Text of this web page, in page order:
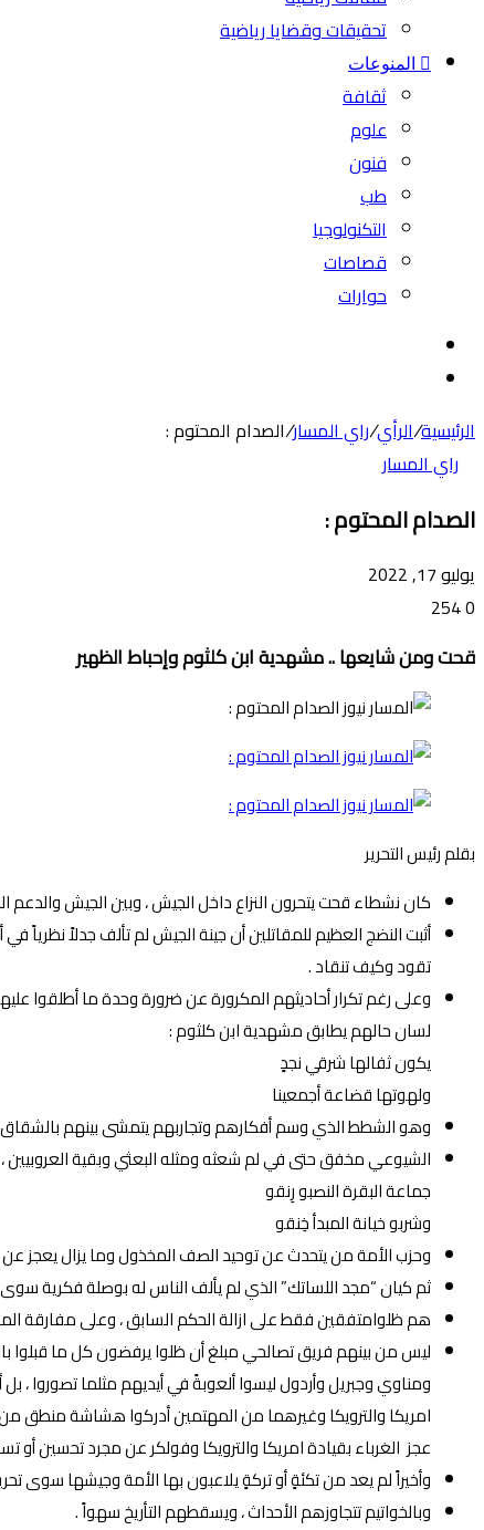
تحقيقات وقضايا رياضية
المنوعات
ثقافة
علوم
فنون
طب
التكنولوجيا
قصاصات
حوارات
المظلم
الرئيسية/الرأي/راي المسار/الصدام المحتوم :
راي المسار
الصدام المحتوم :
يوليو 17, 2022
0
قحت ومن شايعها .. مشهدية ابن كلثوم وإحباط الظهير
بقلم رئيس التحرير
كان نشطاء قحت يتحرون النزاع داخل الجيش ، وبين الجيش والدعم
أثبت النضج العظيم للمقاتلين أن جينة الجيش لم تألف جدلاً
تقود وكيف تنقاد .
وعلى رغم تكرار أحاديثهم المكرورة عن ضرورة وحدة ما أطلقوا
لسان حالهم يطابق مشهدية ابن كلثوم :
يكون ثفالها شرقي نجدٍ
ولهوتها قضاعة أجمعينا
وهو الشطط الذي وسم أفكارهم وتجاربهم يتمشى بينهم
الشيوعي مخفق حتى في لم شعثه ومثله البعثي وبقية العروبيين ، وما تزال مزقهم تتبادل
جماعة البقرة النصبو رِنقو
وشربو خيانة المبدأ خِنقو
وحزب الأمة من يتحدث عن توحيد الصف المخذول وما يزال يعجز
ثم كيان “مجد اللساتك” الذي لم يألف الناس له بوصلة فكرية
هم ظلوامتفقين فقط على ازالة الحكم السابق ، وعلى مفارقة
ليس من بينهم فريق تصالحي مبلغ أن ظلوا يرفضون كل ما قبلوا
ومناوي وجبريل وأردول ليسوا ألعوبةً في أيديهم مثلما تصوروا ،
امريكا والترويكا وغيرهما من المهتمين أدركوا هشاشة منطق من
عجز الغرباء بقيادة امريكا والترويكا وفولكر عن مجرد تحسين
وأخيراً لم يعد من تكئةٍ أو تركةٍ يلاعبون بها الأمة وجيشها سوى
وبالخواتيم تتجاوزهم الأحداث ، ويسقطهم التأريخ سهواً .